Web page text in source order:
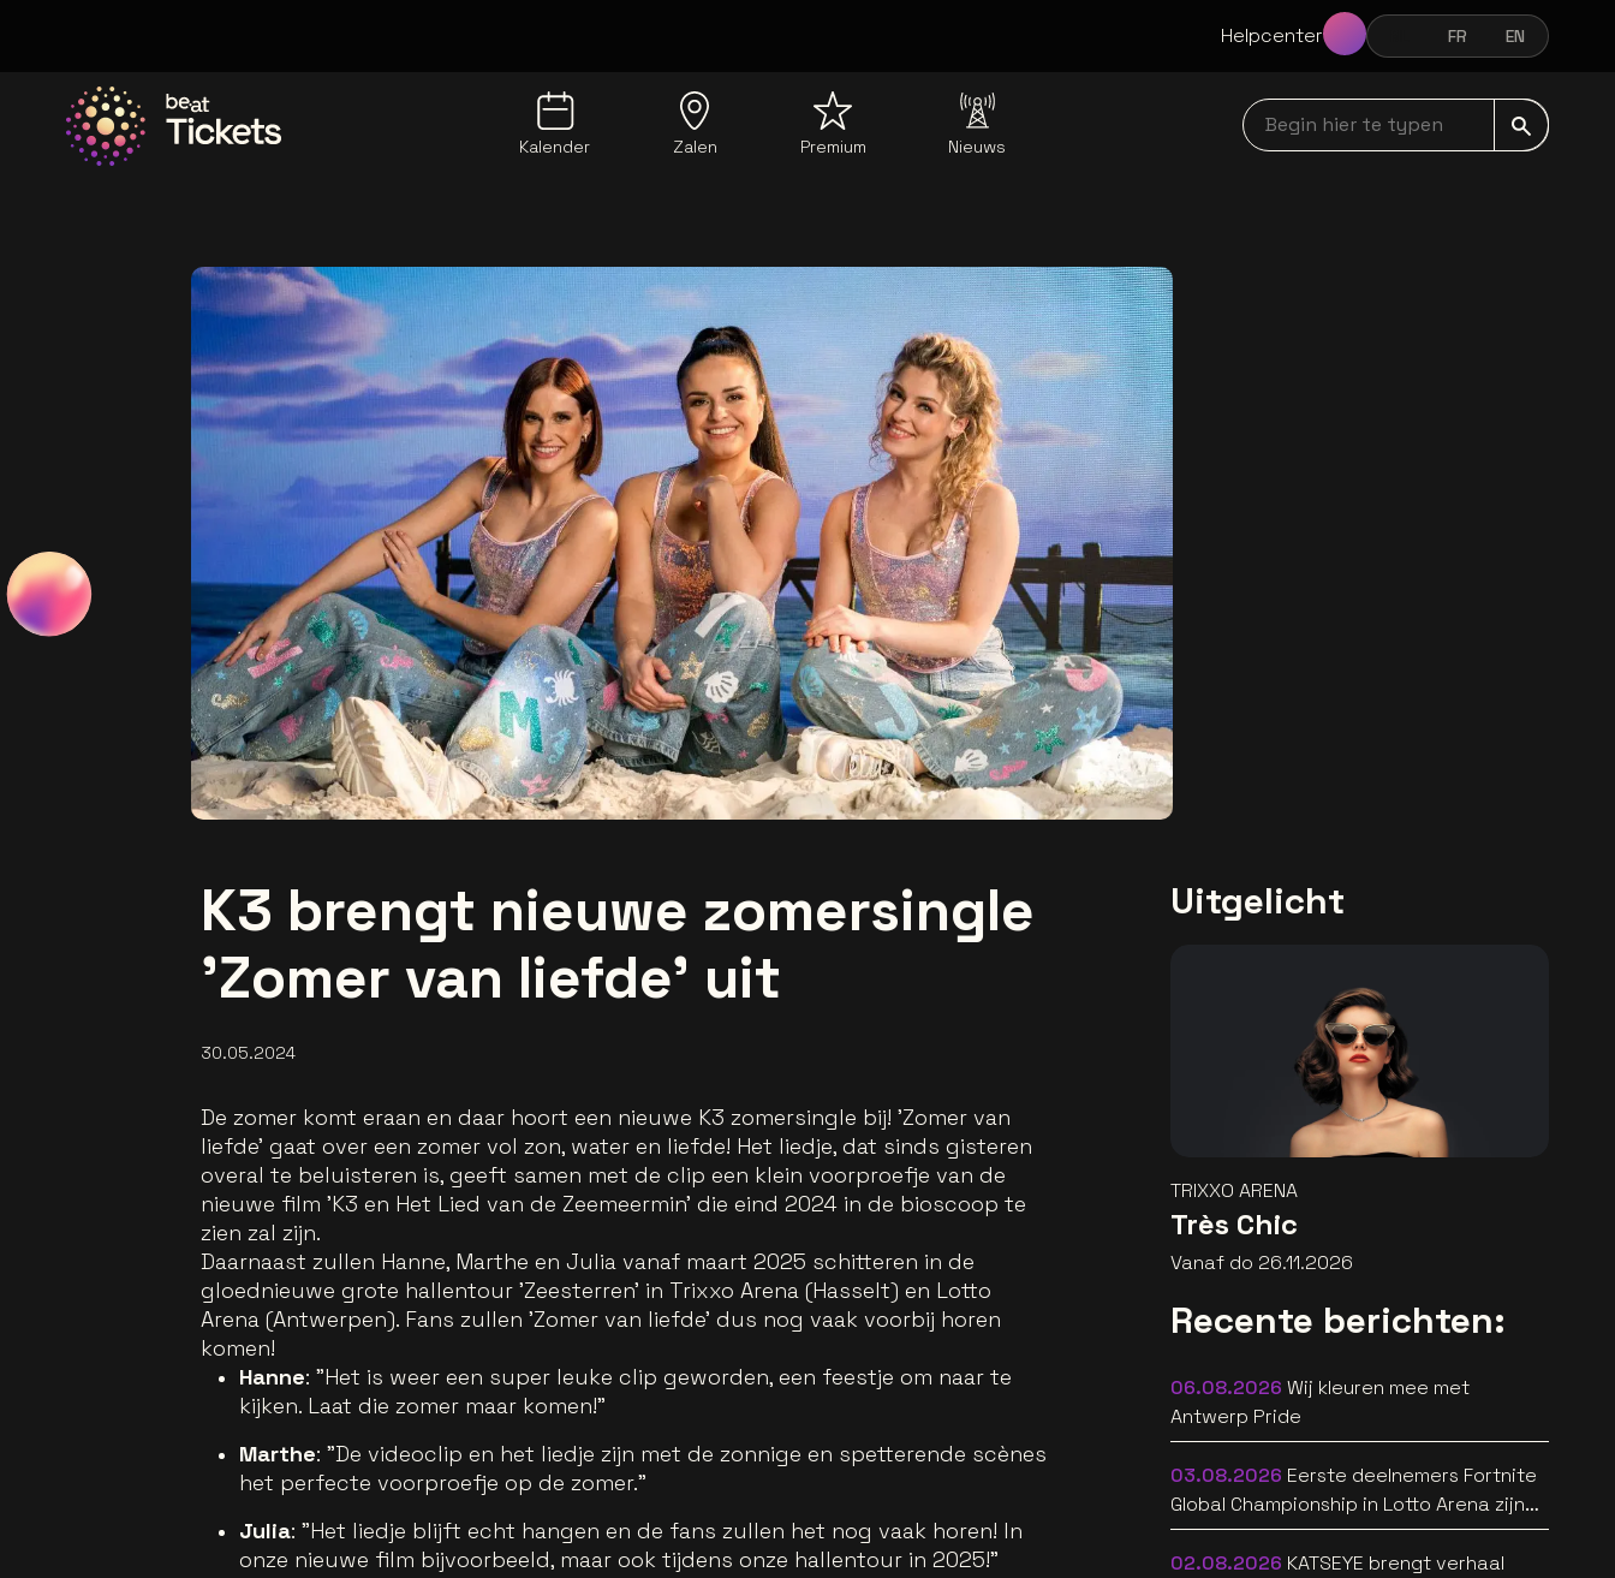
Helpcenter NEDERLANDSFRANÇAIS
FR ENGLISH
EN
Kalender Zalen Premium Nieuws
Begin hier te typen navbar
K3 brengt nieuwe zomersingle
'Zomer van liefde' uit
30.05.2024
De zomer komt eraan en daar hoort een nieuwe K3 zomersingle bij! 'Zomer van
liefde' gaat over een zomer vol zon, water en liefde! Het liedje, dat sinds gisteren
overal te beluisteren is, geeft samen met de clip een klein voorproefje van de
nieuwe film 'K3 en Het Lied van de Zeemeermin' die eind 2024 in de bioscoop te
zien zal zijn.
Daarnaast zullen Hanne, Marthe en Julia vanaf maart 2025 schitteren in de
gloednieuwe grote hallentour 'Zeesterren' in Trixxo Arena (Hasselt) en Lotto
Arena (Antwerpen). Fans zullen 'Zomer van liefde' dus nog vaak voorbij horen
komen!
Hanne: "Het is weer een super leuke clip geworden, een feestje om naar te
kijken. Laat die zomer maar komen!"
Marthe: "De videoclip en het liedje zijn met de zonnige en spetterende scènes
het perfecte voorproefje op de zomer."
Julia: "Het liedje blijft echt hangen en de fans zullen het nog vaak horen! In
onze nieuwe film bijvoorbeeld, maar ook tijdens onze hallentour in 2025!"
Uitgelicht
TRIXXO ARENA
Très Chic
Vanaf do 26.11.2026
Recente berichten:
06.08.2026 Wij kleuren mee met
Antwerp Pride
03.08.2026 Eerste deelnemers Fortnite
Global Championship in Lotto Arena zijn
bekend
02.08.2026 KATSEYE brengt verhaal